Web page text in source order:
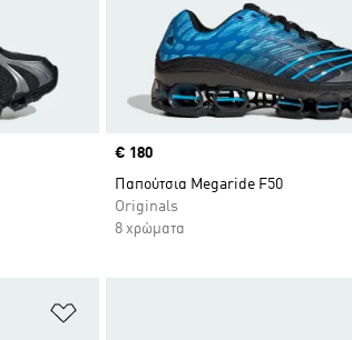
Price
€ 180
Παπούτσια Megaride F50
Originals
8 χρώματα